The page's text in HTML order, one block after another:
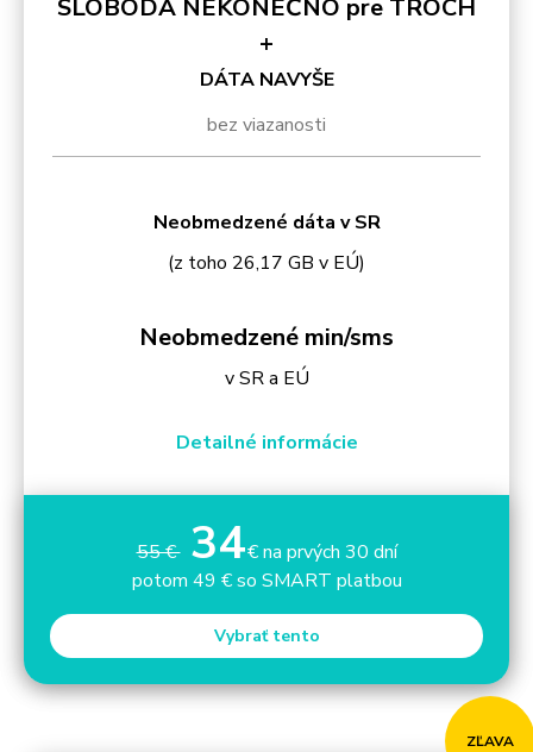
SLOBODA NEKONEČNO pre TROCH
+
DÁTA NAVYŠE
bez viazanosti
Neobmedzené dáta v SR
(z toho 26,17 GB v EÚ)
Neobmedzené min/sms
v SR a EÚ
Detailné informácie
55 € 34€ na prvých 30 dní
potom 49 € so SMART platbou
Vybrať tento
ZĽAVA